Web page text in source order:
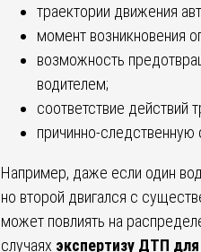
траектории движения
момент возникновения
возможность
водителем;
соответствие действий
причинно-
Например, даже если один
но второй двигался с
может повлиять на
случаях экспертизу ДТП